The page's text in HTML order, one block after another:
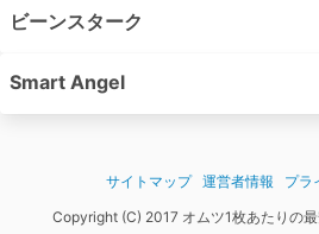
ビーンスターク
Smart Angel
サイトマップ 運営者情報
プラ
Copyright (C) 2017 オムツ1枚あたりの